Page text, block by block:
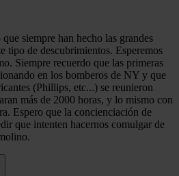
siempre han hecho las grandes
tipo de descubrimientos. Esperemos
Siempre recuerdo que las primeras
en los bomberos de NY y que
(Phillips, etc...) se reunieron
más de 2000 horas, y lo mismo con
Espero que la concienciación de
que intenten hacernos comulgar de